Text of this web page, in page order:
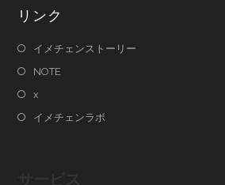
リンク
イメチェンストーリー
NOTE
x
イメチェンラボ